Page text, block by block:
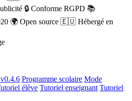
🔒 Conforme RGPD 📚
🌍 Open source 🇪🇺 Hébergé en
Programme scolaire Mode
élève Tutoriel enseignant Tutoriel